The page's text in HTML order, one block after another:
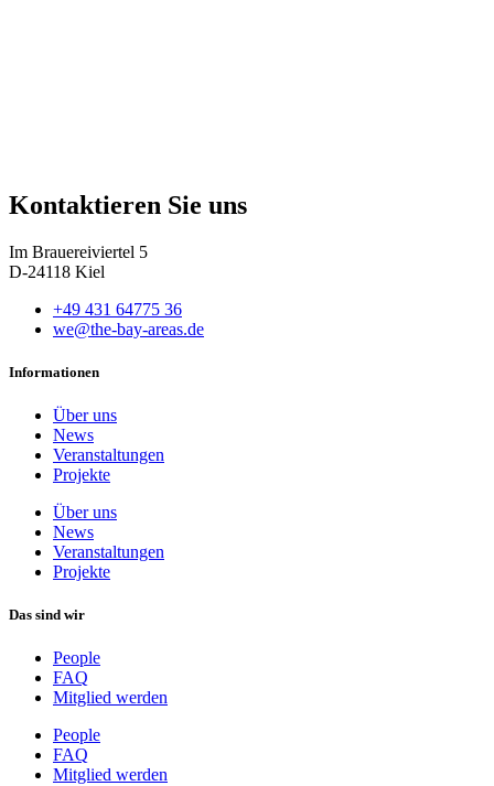
Kontaktieren Sie uns
Im Brauereiviertel 5
D-24118 Kiel
+49 431 64775 36
we@the-bay-areas.de
Informationen
Über uns
News
Veranstaltungen
Projekte
Über uns
News
Veranstaltungen
Projekte
Das sind wir
People
FAQ
Mitglied werden
People
FAQ
Mitglied werden